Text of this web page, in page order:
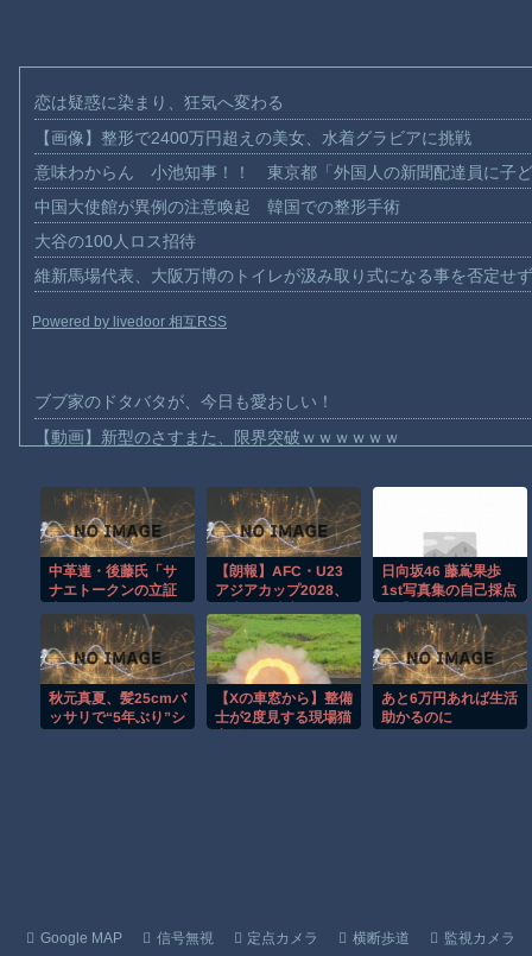
恋は疑惑に染まり、狂気へ変わる
【画像】整形で2400万円超えの美女、水着グラビアに挑戦
意味わからん 小池知事！！ 東京都「外国人の新聞配達員に子
中国大使館が異例の注意喚起 韓国での整形手術
大谷の100人ロス招待
維新馬場代表、大阪万博のトイレが汲み取り式になる事を否定せ
Powered by livedoor 相互RSS
ブブ家のドタバタが、今日も愛おしい！
【動画】新型のさすまた、限界突破ｗｗｗｗｗｗ
【動画】メキシコのインフルエンサー、ライブ配信中に襲撃され
【動画】仲間に花火を水平撃ちしようとして障害を負ったかもし
【宮崎】マジ勘弁してほしい。久しぶりに恐ろしい子供ミサイル
【動画】パキスタンの山の麓で撮影された鉄砲水が地獄すぎる。
ヒロインが死ぬアニメって四月は君の嘘くらいしかないような
オレたちひょうきん族の懺悔室なんてナウなヤングは知らんだろ
中革連・後藤氏「サ
ナエトークンの立証
る。なぜ私が説明し
なければならないの
か」
【朗報】AFC・U23
アジアカップ2028、
日向坂46 藤嶌果歩
1st写真集の自己採点
です」、今後の夢は
「お芝居の仕事に挑
戦できたら」
秋元真夏、髪25cmバ
ッサリで“5年ぶり”シ
【Xの車窓から】整備
士が2度見する現場猫
あと6万円あれば生活
助かるのに
Google MAP 信号無視 定点カメラ 横断歩道 監視カメラ